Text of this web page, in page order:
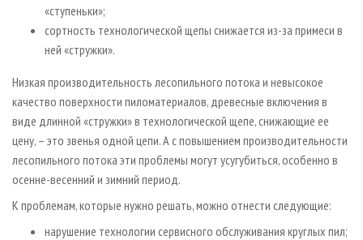
«ступеньки»;
сортность технологической щепы снижается из-за примеси в
ней «стружки».
Низкая производительность лесопильного потока и невысокое
качество поверхности пиломатериалов, древесные включения в
виде длинной «стружки» в технологической щепе, снижающие ее
цену, – это звенья одной цепи. А с повышением производительности
лесопильного потока эти проблемы могут усугубиться, особенно в
осенне-весенний и зимний период.
К проблемам, которые нужно решать, можно отнести следующие:
нарушение технологии сервисного обслуживания круглых пил;